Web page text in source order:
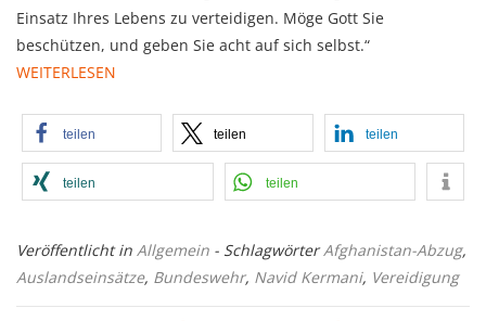
Einsatz Ihres Lebens zu verteidigen. Möge Gott Sie
beschützen, und geben Sie acht auf sich selbst.“
WEITERLESEN
teilen teilen teilen
teilen teilen
Veröffentlicht in Allgemein - SchlagwörterAfghanistan-Abzug,
Auslandseinsätze, Bundeswehr, Navid Kermani, Vereidigung